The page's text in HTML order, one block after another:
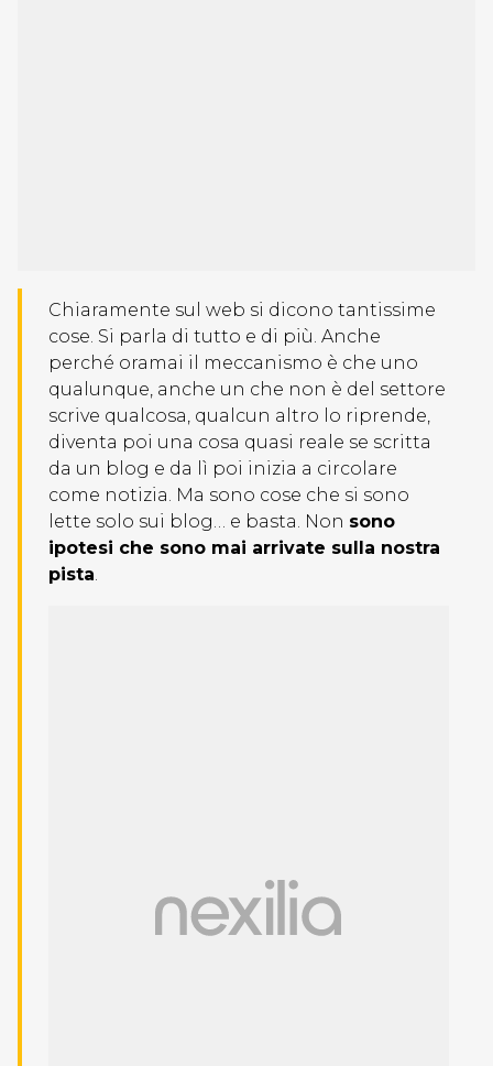
Chiaramente sul web si dicono tantissime
cose. Si parla di tutto e di più. Anche
perché oramai il meccanismo è che uno
qualunque, anche un che non è del settore
scrive qualcosa, qualcun altro lo riprende,
diventa poi una cosa quasi reale se scritta
da un blog e da lì poi inizia a circolare
come notizia. Ma sono cose che si sono
lette solo sui blog… e basta. Non sono
ipotesi che sono mai arrivate sulla nostra
pista.